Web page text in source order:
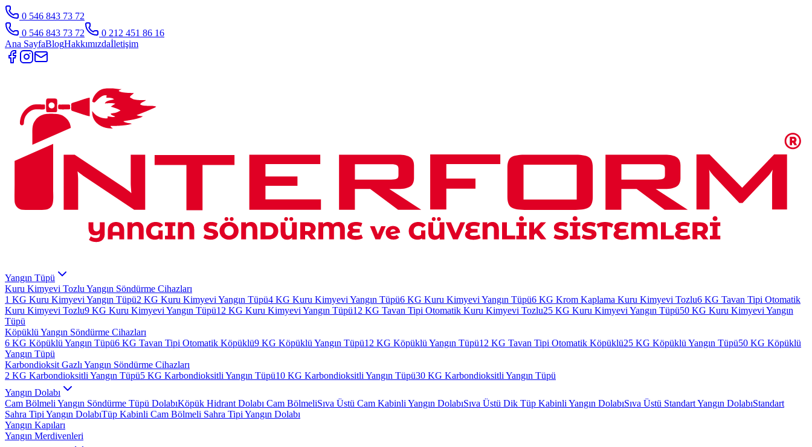
0 546 843 73 72
0 546 843 73 72
0 212 451 86 16
Ana SayfaBlogHakkımızdaİletişim
Yangın Tüpü
Kuru Kimyevi Tozlu Yangın Söndürme Cihazları
1 KG Kuru Kimyevi Yangın Tüpü2 KG Kuru Kimyevi Yangın Tüpü4 KG Kuru Kimyevi Yangın Tüpü6 KG Kuru Kimyevi Yangın Tüpü6 KG Krom Kaplama Kuru Kimyevi Tozlu6 KG Tavan Tipi Otomatik
Kuru Kimyevi Tozlu9 KG Kuru Kimyevi Yangın Tüpü12 KG Kuru Kimyevi Yangın Tüpü12 KG Tavan Tipi Otomatik Kuru Kimyevi Tozlu25 KG Kuru Kimyevi Yangın Tüpü50 KG Kuru Kimyevi Yangın
Tüpü
Köpüklü Yangın Söndürme Cihazları
6 KG Köpüklü Yangın Tüpü6 KG Tavan Tipi Otomatik Köpüklü9 KG Köpüklü Yangın Tüpü12 KG Köpüklü Yangın Tüpü12 KG Tavan Tipi Otomatik Köpüklü25 KG Köpüklü Yangın Tüpü50 KG Köpüklü
Yangın Tüpü
Karbondioksit Gazlı Yangın Söndürme Cihazları
2 KG Karbondioksitli Yangın Tüpü5 KG Karbondioksitli Yangın Tüpü10 KG Karbondioksitli Yangın Tüpü30 KG Karbondioksitli Yangın Tüpü
Yangın Dolabı
Cam Bölmeli Yangın Söndürme Tüpü DolabıKöpük Hidrant Dolabı Cam BölmeliSıva Üstü Cam Kabinli Yangın DolabıSıva Üstü Dik Tüp Kabinli Yangın DolabıSıva Üstü Standart Yangın DolabıStandart
Sahra Tipi Yangın DolabıTüp Kabinli Cam Bölmeli Sahra Tipi Yangın Dolabı
Yangın Kapıları
Yangın Merdivenleri